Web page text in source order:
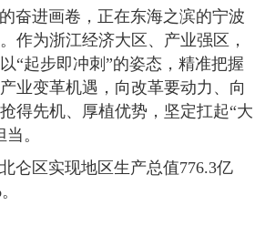
奋进画卷，正在东海之滨的宁波
作为浙江经济大区、产业强区，
“起步即冲刺”的姿态，精准把握
业变革机遇，向改革要动力、向
得先机、厚植优势，坚定扛起“大
。
仑区实现地区生产总值776.3亿